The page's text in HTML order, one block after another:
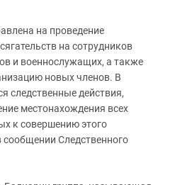
на проведение
на сотрудников
и военнослужащих, а также
новых членов. В
следственные действия,
местонахождения всех
к совершению этого
сообщении Следственного